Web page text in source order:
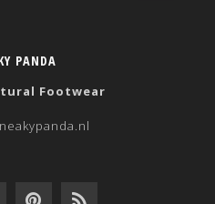
PANDA
Footwear